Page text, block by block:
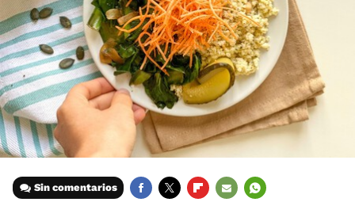
Sin comentarios